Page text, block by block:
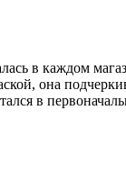
в каждом
она
в